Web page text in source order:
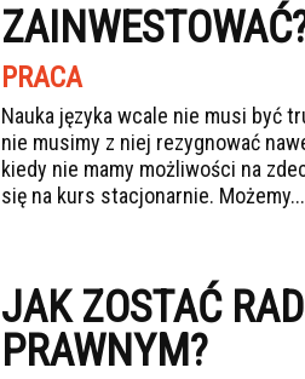
PRACA
Nauka języka wcale nie musi być
nie musimy z niej rezygnować
kiedy nie mamy możliwości na
się na kurs stacjonarnie. Możemy...
JAK ZOSTAĆ
PRAWNYM?